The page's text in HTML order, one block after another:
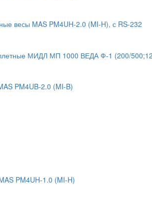
весы MAS PM4UH-2.0 (MI-H), с RS-232
МИДЛ МП 1000 ВЕДА Ф-1 (200/
PM4UB-2.0 (MI-B)
PM4UH-1.0 (MI-H)